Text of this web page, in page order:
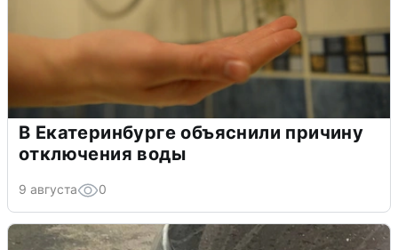
В Екатеринбурге объяснили причину
отключения воды
9 августа 0